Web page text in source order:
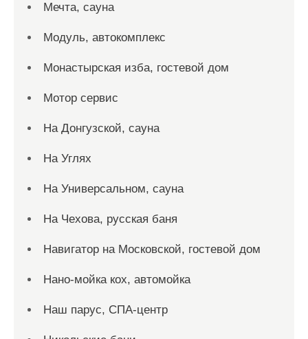
Мечта, сауна
Модуль, автокомплекс
Монастырская изба, гостевой дом
Мотор сервис
На Донгузской, сауна
На Углях
На Универсальном, сауна
На Чехова, русская баня
Навигатор на Московской, гостевой дом
Нано-мойка кох, автомойка
Наш парус, СПА-центр